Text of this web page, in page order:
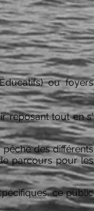
ou foyers
reposant tout ens'
des différents
parcours pour les
ce public